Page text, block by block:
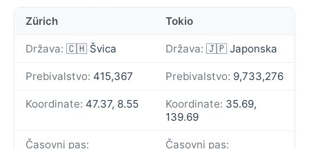
Zürich Tokio
Država: 🇨🇭 Švica Država: 🇯🇵 Japonska
Prebivalstvo: 415,367 Prebivalstvo: 9,733,276
Koordinate: 47.37, 8.55 Koordinate: 35.69,
139.69
Časovni pas: Časovni pas: